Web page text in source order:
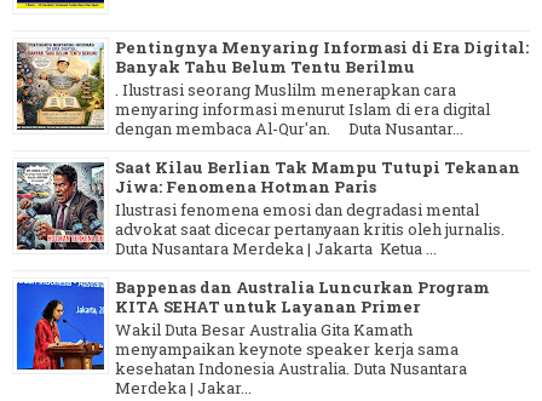
Pentingnya Menyaring Informasi di Era Digital:
Banyak Tahu Belum Tentu Berilmu
. Ilustrasi seorang Muslilm menerapkan cara
menyaring informasi menurut Islam di era digital
dengan membaca Al-Qur'an. Duta Nusantar...
Saat Kilau Berlian Tak Mampu Tutupi Tekanan
Jiwa: Fenomena Hotman Paris
Ilustrasi fenomena emosi dan degradasi mental
advokat saat dicecar pertanyaan kritis oleh jurnalis.
Duta Nusantara Merdeka | Jakarta Ketua ...
Bappenas dan Australia Luncurkan Program
KITA SEHAT untuk Layanan Primer
Wakil Duta Besar Australia Gita Kamath
menyampaikan keynote speaker kerja sama
kesehatan Indonesia Australia. Duta Nusantara
Merdeka | Jakar...